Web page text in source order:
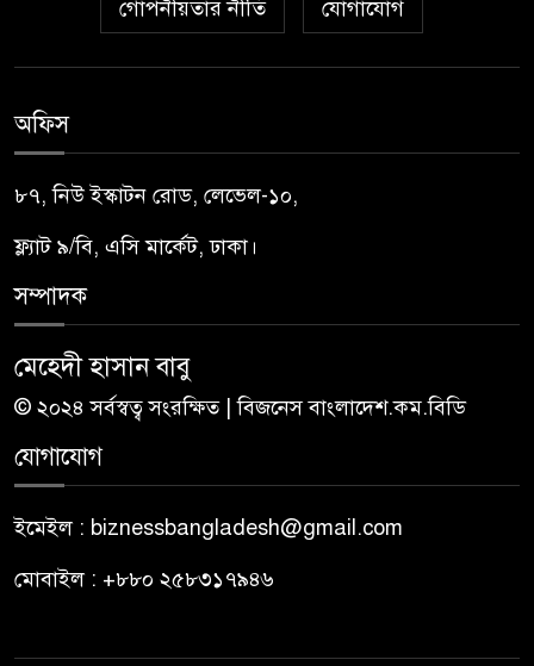
গোপনীয়তার নীতি যোগাযোগ
অফিস
৮৭, নিউ ইস্কাটন রোড, লেভেল-১০,
ফ্ল্যাট ৯/বি, এসি মার্কেট, ঢাকা।
সম্পাদক
মেহেদী হাসান বাবু
© ২০২৪ সর্বস্বত্ব সংরক্ষিত | বিজনেস বাংলাদেশ.কম.বিডি
যোগাযোগ
ইমেইল : biznessbangladesh@gmail.com
মোবাইল : +৮৮০ ২৫৮৩১৭৯৪৬